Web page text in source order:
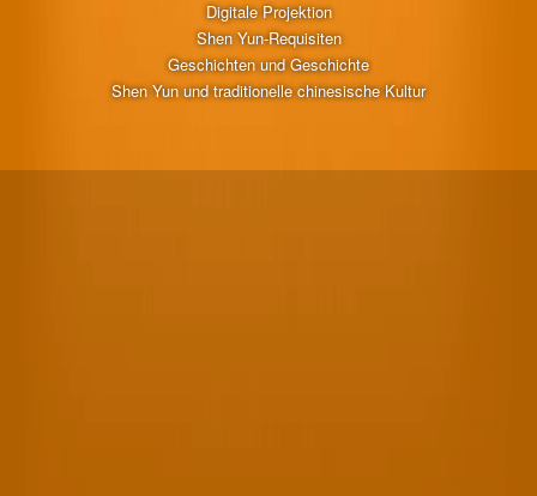
Digitale Projektion
Shen Yun-Requisiten
Geschichten und Geschichte
Shen Yun und traditionelle chinesische Kultur